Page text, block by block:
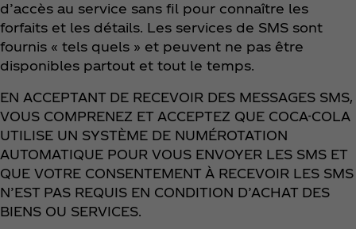
d’accès au service sans fil pour connaître les
forfaits et les détails. Les services de SMS sont
fournis « tels quels » et peuvent ne pas être
disponibles partout et tout le temps.
EN ACCEPTANT DE RECEVOIR DES MESSAGES SMS,
VOUS COMPRENEZ ET ACCEPTEZ QUE COCA-COLA
UTILISE UN SYSTÈME DE NUMÉROTATION
AUTOMATIQUE POUR VOUS ENVOYER LES SMS ET
QUE VOTRE CONSENTEMENT À RECEVOIR LES SMS
N’EST PAS REQUIS EN CONDITION D’ACHAT DES
BIENS OU SERVICES.